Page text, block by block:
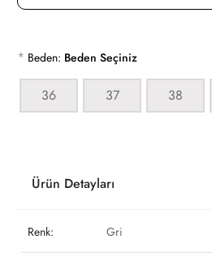
* Beden: Beden Seçiniz
36 37 38
Ürün Detayları
Renk: Gri